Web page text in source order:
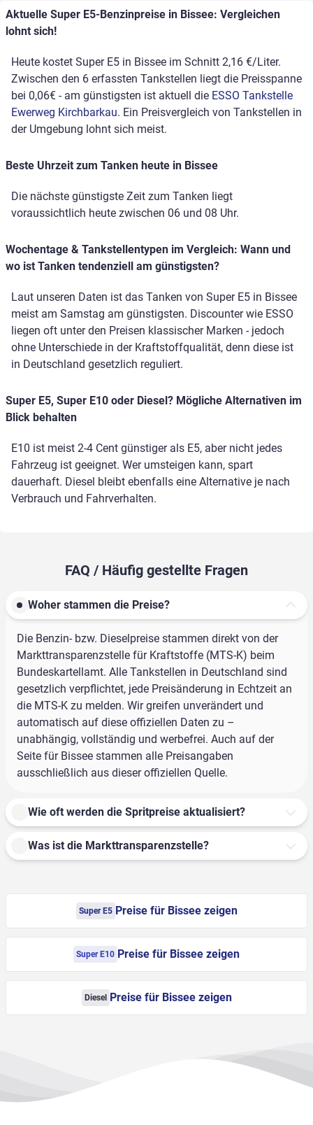
Aktuelle Super E5-Benzinpreise in Bissee: Vergleichen
lohnt sich!
Heute kostet Super E5 in Bissee im Schnitt 2,16 €/Liter.
Zwischen den 6 erfassten Tankstellen liegt die Preisspanne
bei 0,06€ - am günstigsten ist aktuell die ESSO Tankstelle
Ewerweg Kirchbarkau. Ein Preisvergleich von Tankstellen in
der Umgebung lohnt sich meist.
Beste Uhrzeit zum Tanken heute in Bissee
Die nächste günstigste Zeit zum Tanken liegt
voraussichtlich heute zwischen 06 und 08 Uhr.
Wochentage & Tankstellentypen im Vergleich: Wann und
wo ist Tanken tendenziell am günstigsten?
Laut unseren Daten ist das Tanken von Super E5 in Bissee
meist am Samstag am günstigsten. Discounter wie ESSO
liegen oft unter den Preisen klassischer Marken - jedoch
ohne Unterschiede in der Kraftstoffqualität, denn diese ist
in Deutschland gesetzlich reguliert.
Super E5, Super E10 oder Diesel? Mögliche Alternativen im
Blick behalten
E10 ist meist 2-4 Cent günstiger als E5, aber nicht jedes
Fahrzeug ist geeignet. Wer umsteigen kann, spart
dauerhaft. Diesel bleibt ebenfalls eine Alternative je nach
Verbrauch und Fahrverhalten.
FAQ / Häufig gestellte Fragen
Woher stammen die Preise?
Die Benzin- bzw. Dieselpreise stammen direkt von der
Markttransparenzstelle für Kraftstoffe (MTS-K) beim
Bundeskartellamt. Alle Tankstellen in Deutschland sind
gesetzlich verpflichtet, jede Preisänderung in Echtzeit an
die MTS-K zu melden. Wir greifen unverändert und
automatisch auf diese offiziellen Daten zu –
unabhängig, vollständig und werbefrei. Auch auf der
Seite für Bissee stammen alle Preisangaben
ausschließlich aus dieser offiziellen Quelle.
Wie oft werden die Spritpreise aktualisiert?
Was ist die Markttransparenzstelle?
Super E5 Preise für Bissee zeigen
Super E10 Preise für Bissee zeigen
Diesel Preise für Bissee zeigen